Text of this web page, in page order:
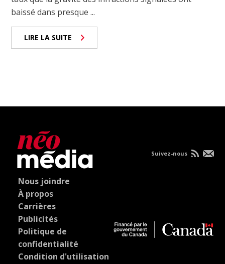
baissé dans presque ...
LIRE LA SUITE
Nous joindre
À propos
Carrières
Publicités
Politique de
confidentialité
Condition d'utilisation
Suivez-nous